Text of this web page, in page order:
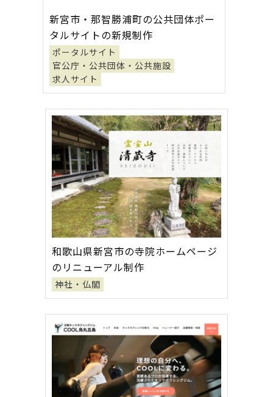
新宮市・那智勝浦町の公共団体ポー
タルサイトの新規制作
ポータルサイト
官公庁・公共団体・公共施設
求人サイト
和歌山県新宮市の寺院ホームページ
のリニューアル制作
神社・仏閣